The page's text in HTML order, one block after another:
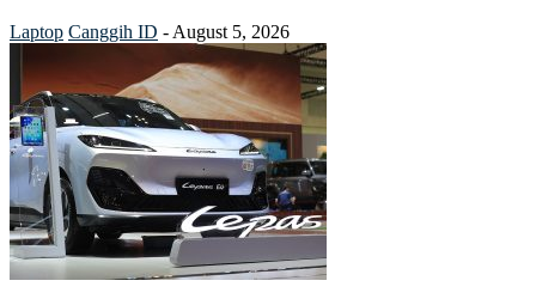
Laptop Canggih ID - August 5, 2026